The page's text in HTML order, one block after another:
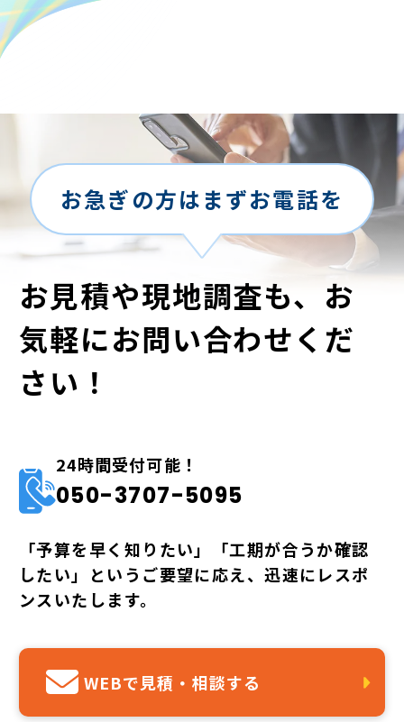
お急ぎの方はまずお電話を
お見積や現地調査も、お
気軽にお問い合わせくだ
さい！
24時間受付可能！
050-3707-5095
「予算を早く知りたい」「工期が合うか確認
したい」というご要望に応え、迅速にレスポ
ンスいたします。
WEBで見積・相談する